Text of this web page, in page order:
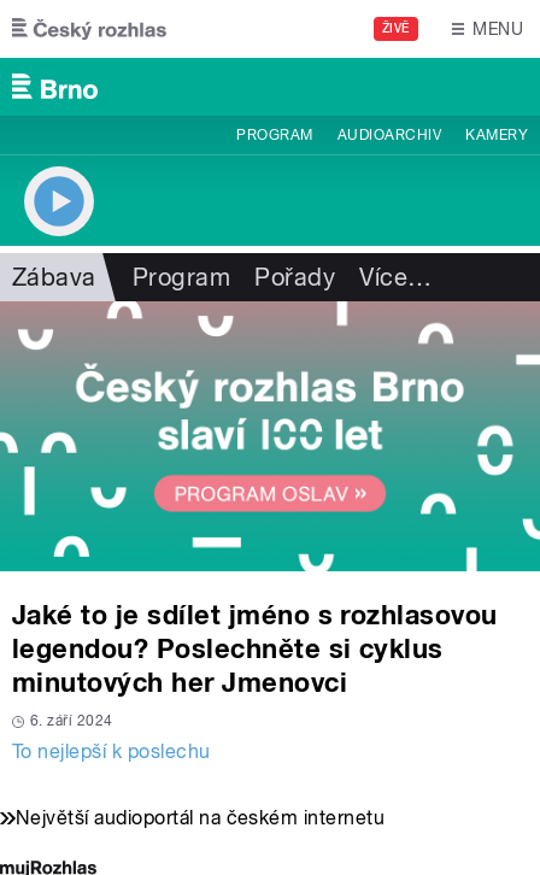
Přejít k hlavnímu obsahu
ŽIVĚ MENU
PROGRAM AUDIOARCHIV KAMERY
Zábava Program Pořady Více…
Jaké to je sdílet jméno s rozhlasovou
legendou? Poslechněte si cyklus
minutových her Jmenovci
6. září 2024
To nejlepší k poslechu
Největší audioportál na českém internetu